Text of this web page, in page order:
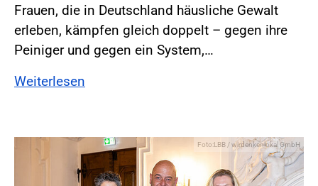
Frauen, die in Deutschland häusliche Gewalt
erleben, kämpfen gleich doppelt – gegen ihre
Peiniger und gegen ein System,…
Weiterlesen
Foto:LBB / wirdenkenlokal GmbH